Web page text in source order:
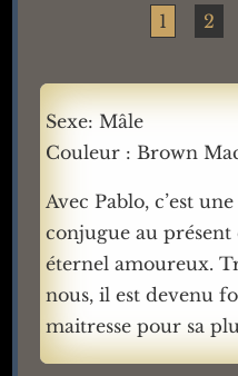
1 2
Sexe: Mâle
Couleur : Brown
Avec Pablo, c’est
conjugue au présent
éternel amoureux.
nous, il est devenu
maitresse pour sa